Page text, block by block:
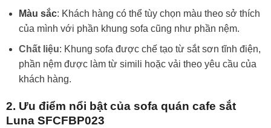
Màu sắc: Khách hàng có thể tùy chọn màu theo sở thích
của mình với phần khung sofa cũng như phần nệm.
Chất liệu: Khung sofa được chế tạo từ sắt sơn tĩnh điện,
phần nệm được làm từ simili hoặc vải theo yêu cầu của
khách hàng.
2. Ưu điểm nổi bật của sofa quán cafe sắt
Luna SFCFBP023